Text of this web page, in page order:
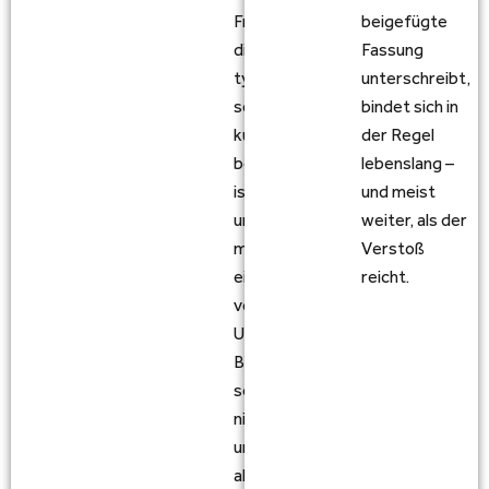
Frist,
die
typischerweise
sehr
kurz
bemessen
ist,
und
mit
einer
vorformulierten
Unterlassungserklärung.
Beides
sollte
nicht
ungeprüft
akzeptiert
beigefügte
Fassung
unterschreibt,
bindet sich in
der Regel
lebenslang –
und meist
weiter, als der
Verstoß
reicht.